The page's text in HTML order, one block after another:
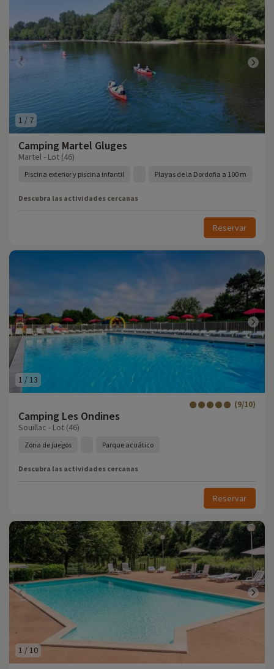
1 / 7
Camping Martel Gluges
Martel - Lot (46)
Piscina exterior y piscina infantil Playas de la Dordoña a 100 m
Descubra las actividades cercanas
Reservar
1 /13
Camping Les Ondines
(9/10)
Souillac - Lot (46)
Zona de juegos Parque acuático
Descubra las actividades cercanas
Reservar
1 /10